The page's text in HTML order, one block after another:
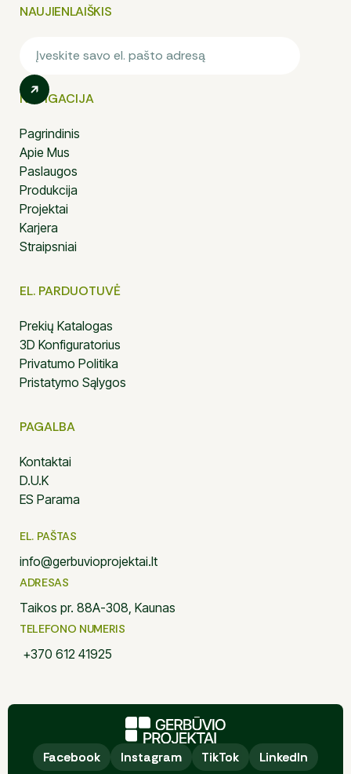
NAUJIENLAIŠKIS
NAVIGACIJA
Pagrindinis
Apie Mus
Paslaugos
Produkcija
Projektai
Karjera
Straipsniai
EL. PARDUOTUVĖ
Prekių Katalogas
3D Konfiguratorius
Privatumo Politika
Pristatymo Sąlygos
PAGALBA
Kontaktai
D.U.K
ES Parama
EL. PAŠTAS
info@gerbuvioprojektai.lt
ADRESAS
Taikos pr. 88A-308, Kaunas
TELEFONO NUMERIS
+370 612 41925
Facebook
Facebook Instagram
Instagram TikTok
TikTok LinkedIn
LinkedIn